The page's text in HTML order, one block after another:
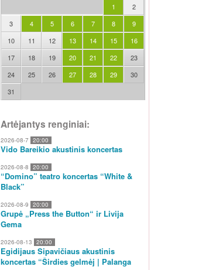
1
2
3
4 5 6 7 8
9
10
11 12 13 14 15
16
17
18 19 20 21 22
23
24
25 26 27 28 29
30
31
Artėjantys renginiai:
2026-08-7 20:00
Vido Bareikio akustinis koncertas
2026-08-8 20:00
“Domino” teatro koncertas “White &
Black”
2026-08-9 20:00
Grupė „Press the Button“ ir Livija
Gema
2026-08-13 20:00
Egidijaus Sipavičiaus akustinis
koncertas “Širdies gelmėj | Palanga